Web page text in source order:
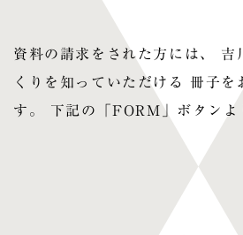
資料の請求をされた方には、 吉
くりを知っていただける 冊子を
す。 下記の「FORM」ボタンよ